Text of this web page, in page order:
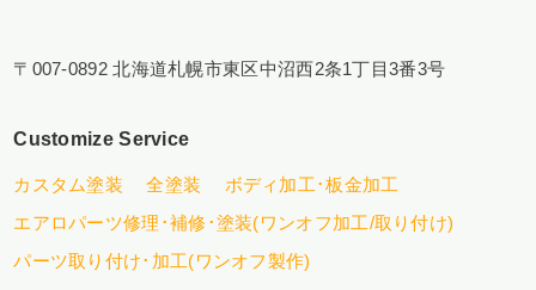
〒007-0892 北海道札幌市東区中沼西2条1丁目3番3号
Customize Service
カスタム塗装 全塗装
ボディ加工･板金加工
エアロパーツ修理･補修･塗装(ワンオフ加工/取り付け)
パーツ取り付け･加工(ワンオフ製作)